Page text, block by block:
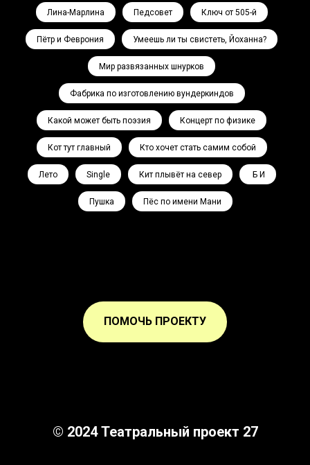
Лина-Марлина Педсовет Ключ от 505-й
Пётр и Феврония Умеешь ли ты свистеть, Йоханна?
Мир развязанных шнурков
Фабрика по изготовлению вундеркиндов
Какой может быть поэзия Концерт по физике
Кот тут главный Кто хочет стать самим собой
Лето Single Кит плывёт на север Ә Б И
Пушка Пёс по имени Мани
ПОМОЧЬ ПРОЕКТУ
© 2024 Театральный проект 27